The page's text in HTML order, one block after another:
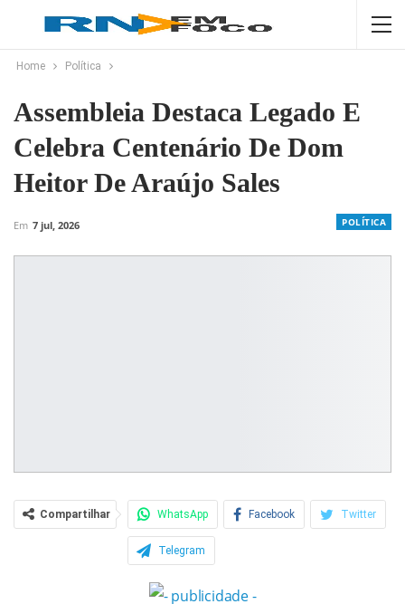
Home Política
Assembleia Destaca Legado E
Celebra Centenário De Dom
Heitor De Araújo Sales
POLÍTICA
Em 7 jul, 2026
Compartilhar WhatsApp Facebook Twitter
Telegram